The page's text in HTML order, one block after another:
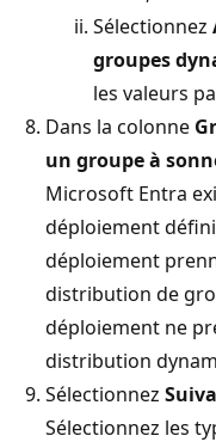
Sélectionnez
groupes
les valeurs
Dans la colonne
un groupe à
Microsoft Entra
déploiement
déploiement
distribution de
déploiement ne
distribution
Sélectionnez
Sélectionnez les